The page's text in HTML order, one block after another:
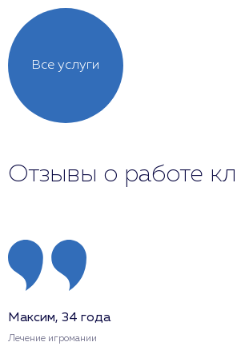
Все услуги
Отзывы о работе
Максим, 34 года
Лечение игромании